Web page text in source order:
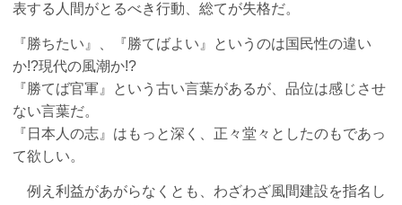
表する人間がとるべき行動、総てが失格だ。
『勝ちたい』、『勝てばよい』というのは国民性の違い
か!?現代の風潮か!?
『勝てば官軍』という古い言葉があるが、品位は感じさせ
ない言葉だ。
『日本人の志』はもっと深く、正々堂々としたのもであっ
て欲しい。
例え利益があがらなくとも、わざわざ風間建設を指名し